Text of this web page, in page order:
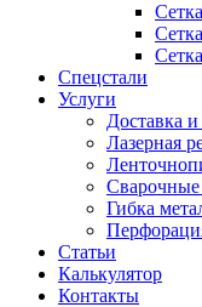
Спецстали
Услуги
Доставка и
Лазерная
Гибка
Статьи
Калькулятор
Контакты